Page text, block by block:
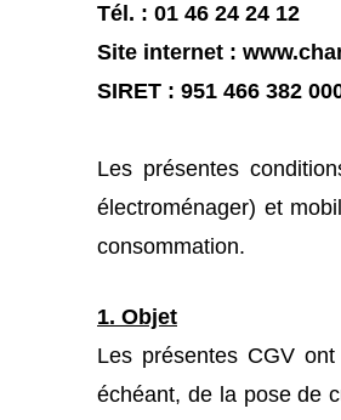
Tél. : 01 46 24 24 12
Site internet :
SIRET : 951 466 382
Les présentes
électroménager) et
consommation.
1. Objet
Les présentes CGV
échéant, de la pose de